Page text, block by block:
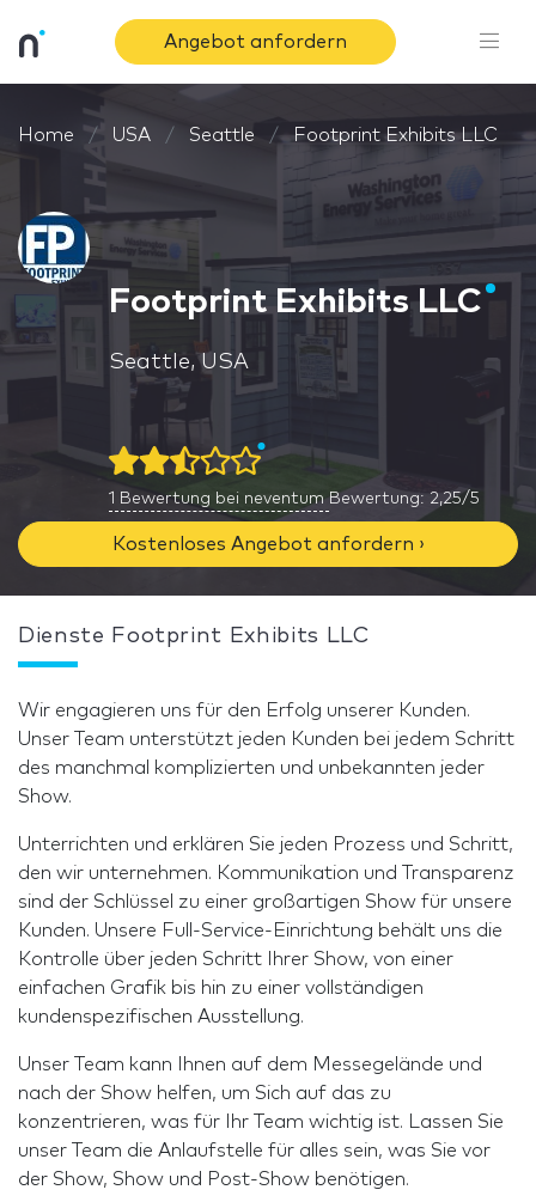
Angebot anfordern
Home USA Seattle Footprint Exhibits LLC
Footprint Exhibits LLC
Seattle, USA
1 Bewertung bei neventum Bewertung: 2,25/5
Kostenloses Angebot anfordern ›
Dienste Footprint Exhibits LLC
Wir engagieren uns für den Erfolg unserer Kunden.
Unser Team unterstützt jeden Kunden bei jedem Schritt
des manchmal komplizierten und unbekannten jeder
Show.
Unterrichten und erklären Sie jeden Prozess und Schritt,
den wir unternehmen. Kommunikation und Transparenz
sind der Schlüssel zu einer großartigen Show für unsere
Kunden. Unsere Full-Service-Einrichtung behält uns die
Kontrolle über jeden Schritt Ihrer Show, von einer
einfachen Grafik bis hin zu einer vollständigen
kundenspezifischen Ausstellung.
Unser Team kann Ihnen auf dem Messegelände und
nach der Show helfen, um Sich auf das zu
konzentrieren, was für Ihr Team wichtig ist. Lassen Sie
unser Team die Anlaufstelle für alles sein, was Sie vor
der Show, Show und Post-Show benötigen.